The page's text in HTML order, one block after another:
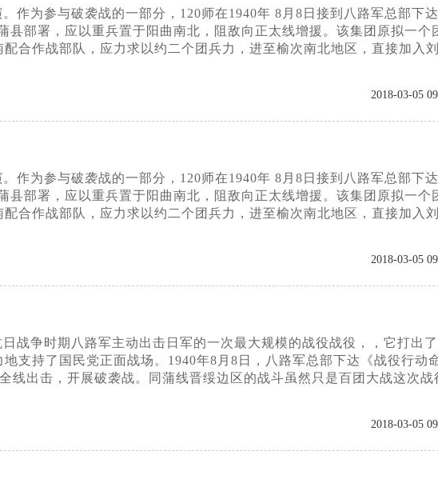
作为参与破袭战的一部分，120师在1940年 8月8日接到八路军总部下
部署，应以重兵置于阳曲南北，阻敌向正太线增援。该集团原拟一个
合作战部队，应力求以约二个团兵力，进至榆次南北地区，直接加入
2018-03-05
作为参与破袭战的一部分，120师在1940年 8月8日接到八路军总部下
部署，应以重兵置于阳曲南北，阻敌向正太线增援。该集团原拟一个
合作战部队，应力求以约二个团兵力，进至榆次南北地区，直接加入
2018-03-05
战争时期八路军主动出击日军的一次最大规模的战役战役，，它打出
支持了国民党正面战场。1940年8月8日，八路军总部下达《战役行动
线出击，开展破袭战。同蒲线晋绥边区的战斗虽然只是百团大战这次战
2018-03-05